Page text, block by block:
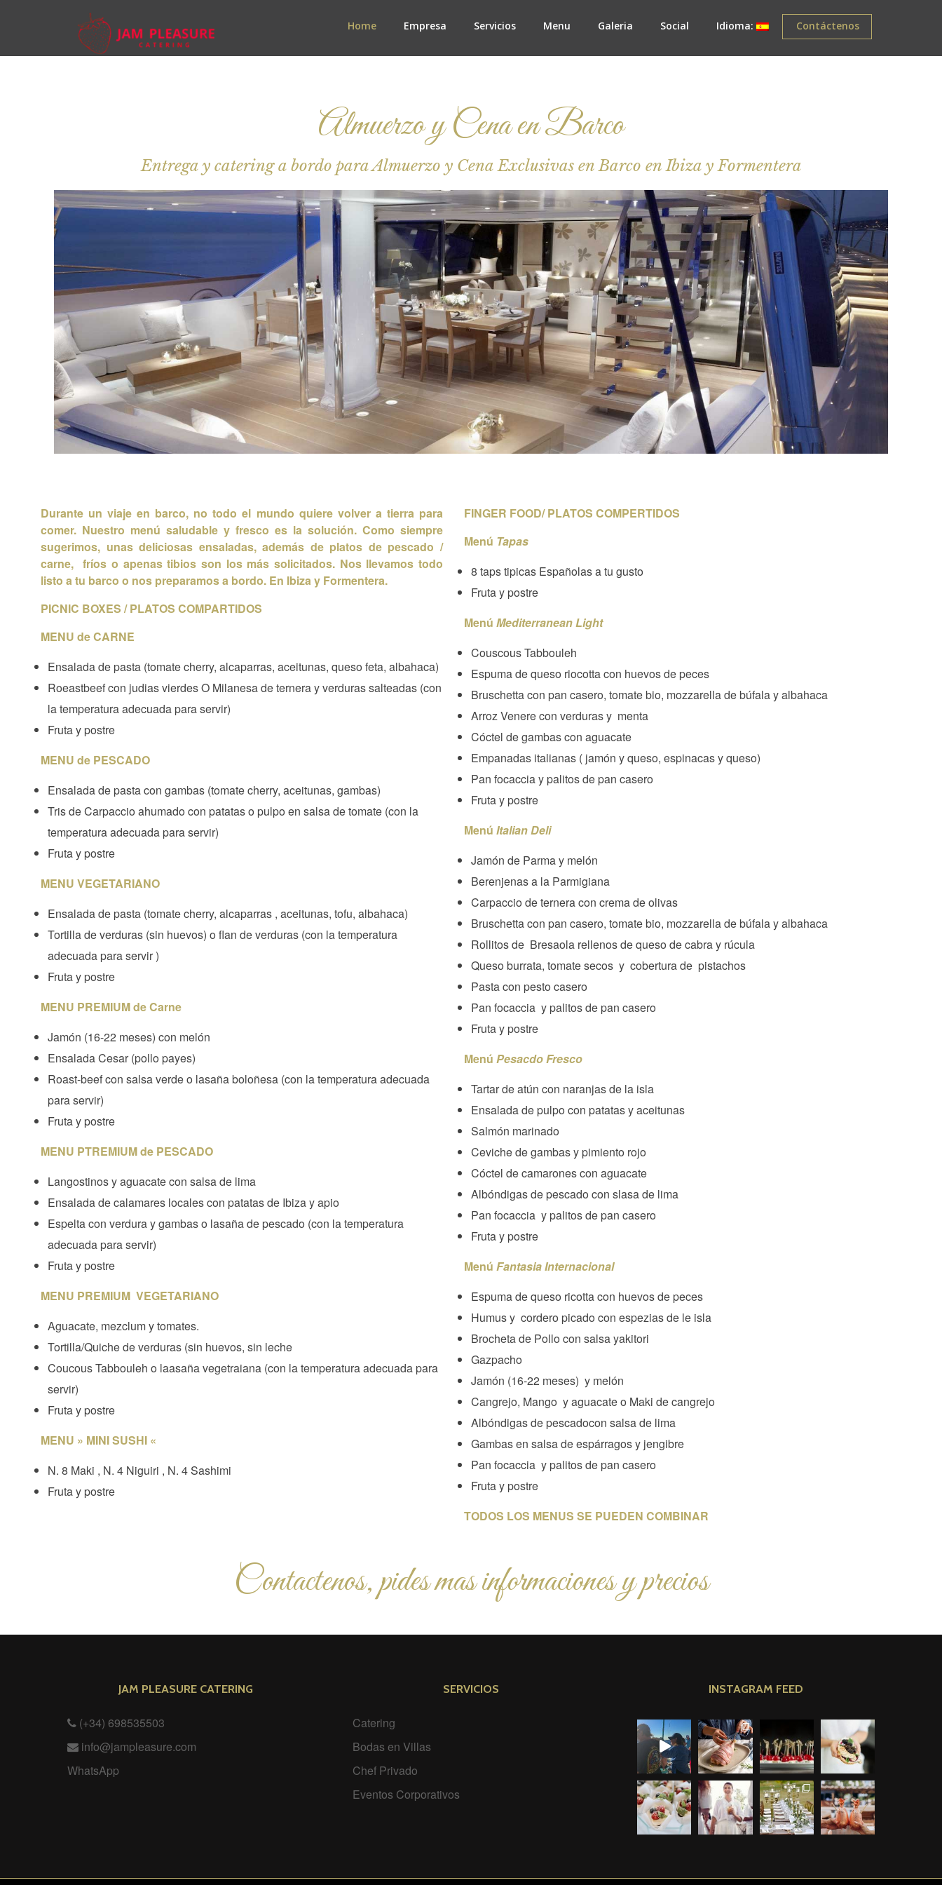
Home Empresa Servicios Menu Galeria Social Idioma: Contáctenos
Almuerzo y Cena en Barco
Entrega y catering a bordo para Almuerzo y Cena Exclusivas en Barco en Ibiza y Formentera
Durante un viaje en barco, no todo el mundo quiere volver a tierra para
comer. Nuestro menú saludable y fresco es la solución. Como siempre
sugerimos, unas deliciosas ensaladas, además de platos de pescado /
carne, fríos o apenas tibios son los más solicitados. Nos llevamos todo
listo a tu barco o nos preparamos a bordo. En Ibiza y Formentera.
PICNIC BOXES / PLATOS COMPARTIDOS
MENU de CARNE
Ensalada de pasta (tomate cherry, alcaparras, aceitunas, queso feta, albahaca)
Roeastbeef con judias vierdes O Milanesa de ternera y verduras salteadas (con
la temperatura adecuada para servir)
Fruta y postre
MENU de PESCADO
Ensalada de pasta con gambas (tomate cherry, aceitunas, gambas)
Tris de Carpaccio ahumado con patatas o pulpo en salsa de tomate (con la
temperatura adecuada para servir)
Fruta y postre
MENU VEGETARIANO
Ensalada de pasta (tomate cherry, alcaparras , aceitunas, tofu, albahaca)
Tortilla de verduras (sin huevos) o flan de verduras (con la temperatura
adecuada para servir )
Fruta y postre
MENU PREMIUM de Carne
Jamón (16-22 meses) con melón
Ensalada Cesar (pollo payes)
Roast-beef con salsa verde o lasaña boloñesa (con la temperatura adecuada
para servir)
Fruta y postre
MENU PTREMIUM de PESCADO
Langostinos y aguacate con salsa de lima
Ensalada de calamares locales con patatas de Ibiza y apio
Espelta con verdura y gambas o lasaña de pescado (con la temperatura
adecuada para servir)
Fruta y postre
MENU PREMIUM VEGETARIANO
Aguacate, mezclum y tomates.
Tortilla/Quiche de verduras (sin huevos, sin leche
Coucous Tabbouleh o laasaña vegetraiana (con la temperatura adecuada para
servir)
Fruta y postre
MENU » MINI SUSHI «
N. 8 Maki , N. 4 Niguiri , N. 4 Sashimi
Fruta y postre
FINGER FOOD/ PLATOS COMPERTIDOS
Menú Tapas
8 taps tipicas Españolas a tu gusto
Fruta y postre
Menú Mediterranean Light
Couscous Tabbouleh
Espuma de queso riocotta con huevos de peces
Bruschetta con pan casero, tomate bio, mozzarella de búfala y albahaca
Arroz Venere con verduras y menta
Cóctel de gambas con aguacate
Empanadas italianas ( jamón y queso, espinacas y queso)
Pan focaccia y palitos de pan casero
Fruta y postre
Menú Italian Deli
Jamón de Parma y melón
Berenjenas a la Parmigiana
Carpaccio de ternera con crema de olivas
Bruschetta con pan casero, tomate bio, mozzarella de búfala y albahaca
Rollitos de Bresaola rellenos de queso de cabra y rúcula
Queso burrata, tomate secos y cobertura de pistachos
Pasta con pesto casero
Pan focaccia y palitos de pan casero
Fruta y postre
Menú Pesacdo Fresco
Tartar de atún con naranjas de la isla
Ensalada de pulpo con patatas y aceitunas
Salmón marinado
Ceviche de gambas y pimiento rojo
Cóctel de camarones con aguacate
Albóndigas de pescado con slasa de lima
Pan focaccia y palitos de pan casero
Fruta y postre
Menú Fantasia Internacional
Espuma de queso ricotta con huevos de peces
Humus y cordero picado con espezias de le isla
Brocheta de Pollo con salsa yakitori
Gazpacho
Jamón (16-22 meses) y melón
Cangrejo, Mango y aguacate o Maki de cangrejo
Albóndigas de pescadocon salsa de lima
Gambas en salsa de espárragos y jengibre
Pan focaccia y palitos de pan casero
Fruta y postre
TODOS LOS MENUS SE PUEDEN COMBINAR
Contactenos, pides mas informaciones y precios
JAM PLEASURE CATERING
(+34) 698535503
info@jampleasure.com
WhatsApp
SERVICIOS
Catering
Bodas en Villas
Chef Privado
Eventos Corporativos
INSTAGRAM FEED